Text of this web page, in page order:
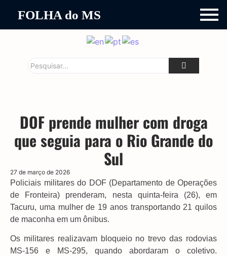
FOLHA do MS
DOF prende mulher com droga
que seguia para o Rio Grande do
Sul
27 de março de 2026
Policiais militares do DOF (Departamento de Operações
de Fronteira) prenderam, nesta quinta-feira (26), em
Tacuru, uma mulher de 19 anos transportando 21 quilos
de maconha em um ônibus.
Os militares realizavam bloqueio no trevo das rodovias
MS-156 e MS-295, quando abordaram o coletivo.